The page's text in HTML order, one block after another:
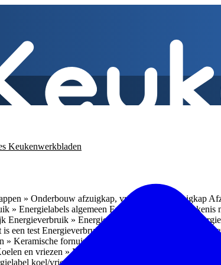
» Onderbouw afzuigkap, vrijhangende afzuigkap
» Energielabels algemeen Energieverbruik » Betekenis
Energieverbruik » Energieverbruik in de praktijk
een test Energieverbruik » 1
» Keramische fornuizen Keukenapparatuur »
en vriezen » Nismaten Koelen en vriezen »
koel/vrieskasten
Keukenwerkbladen